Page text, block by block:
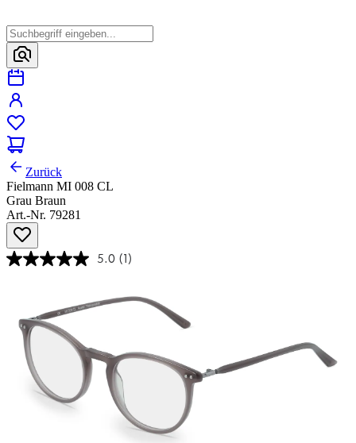
Zurück
Fielmann MI 008 CL
Grau Braun
Art.-Nr. 79281
5.0 (1)